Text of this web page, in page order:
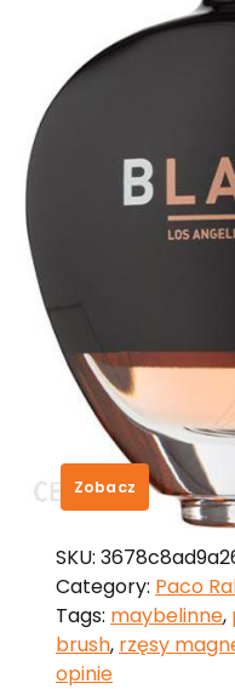
Paco
Los Angeles
Tester
139,20zł
Zobacz
SKU:
Category: Paco
Tags: maybelinne,
brush, rzęsy
opinie